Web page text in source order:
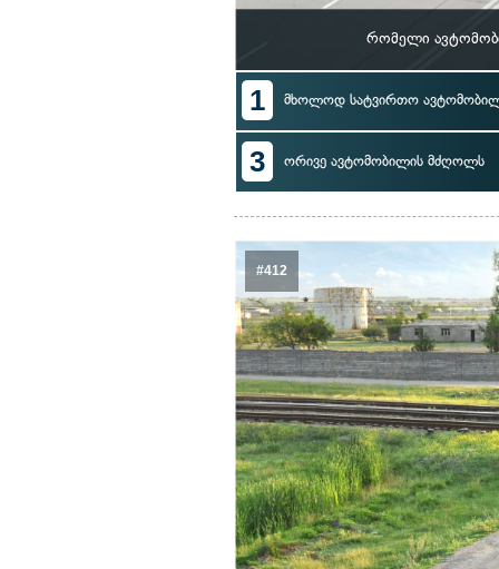
რომელი
1 მხოლოდ სატვირთო
3 ორივე ავტომობილის მძღოლს
#412